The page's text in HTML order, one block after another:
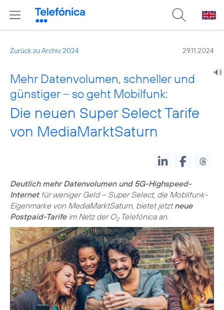
Zurück zu Archiv 2024 29.11.2024
Mehr Datenvolumen, schneller und
günstiger – so geht Mobilfunk:
Die neuen Super Select Tarife
von MediaMarktSaturn
Deutlich mehr Datenvolumen und 5G-Highspeed-
Internetfür weniger Geld – Super Select, die Mobilfunk-
Eigenmarke von MediaMarktSaturn, bietet jetztneue
Postpaid-Tarifeim Netz der O2Telefónica an.